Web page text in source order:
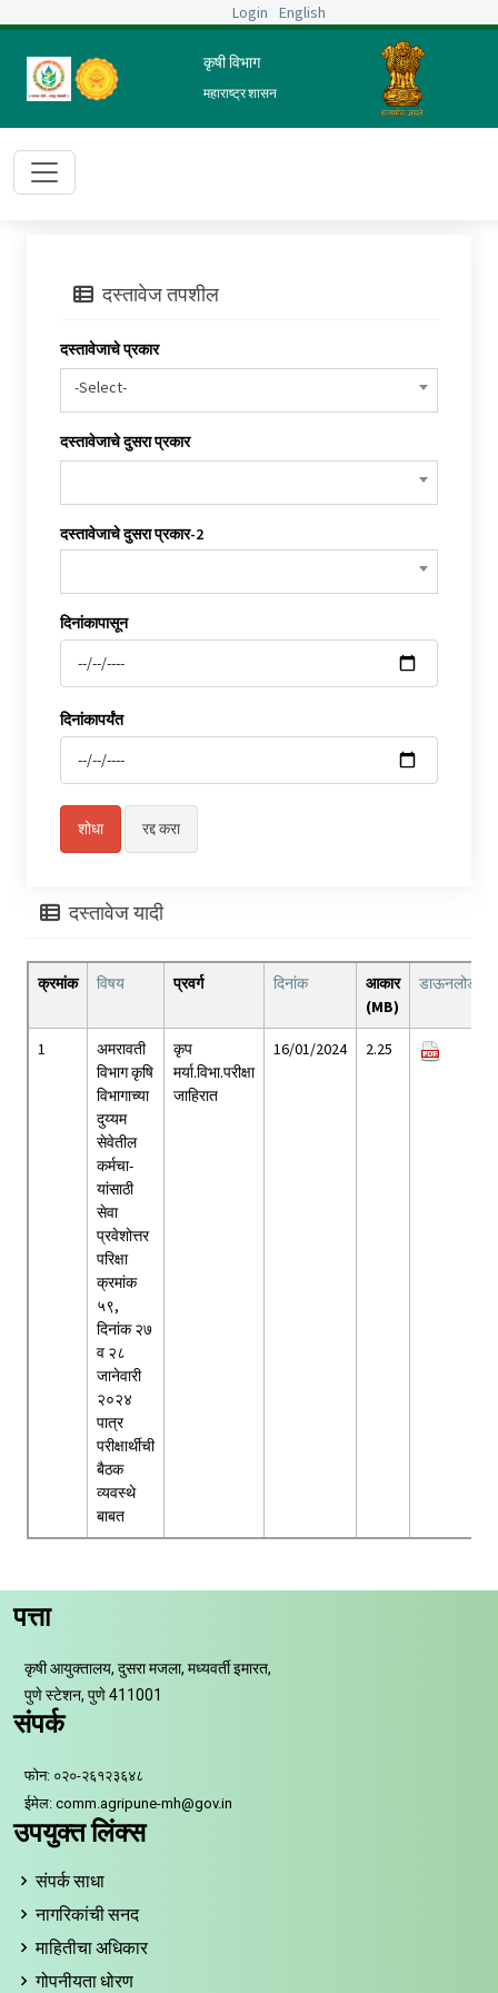
Login English
कृषी विभाग
महाराष्ट्र शासन
दस्तावेज तपशील
दस्तावेजाचे प्रकार
-Select-
दस्तावेजाचे दुसरा प्रकार
दस्तावेजाचे दुसरा प्रकार-2
दिनांकापासून
दिनांकापर्यंत
दस्तावेज यादी
क्रमांक विषय प्रवर्ग दिनांक
आकार
(MB)
डाऊनलोड
1
अमरावती
विभाग कृषि
विभागाच्या
दुय्यम
सेवेतील
कर्मचा-
यांसाठी
सेवा
प्रवेशोत्तर
परिक्षा
क्रमांक
५९,
दिनांक २७
व २८
जानेवारी
२०२४
पात्र
परीक्षार्थीची
बैठक
व्यवस्थे
बाबत
कृप
मर्या.विभा.परीक्षा
जाहिरात
16/01/2024 2.25
पत्ता
कृषी आयुक्तालय, दुसरा मजला, मध्यवर्ती इमारत,
पुणे स्टेशन, पुणे 411001
संपर्क
फोन: ०२०-२६१२३६४८
ईमेल: comm.agripune-mh@gov.in
उपयुक्त लिंक्स
संपर्क साधा
नागरिकांची सनद
माहितीचा अधिकार
गोपनीयता धोरण